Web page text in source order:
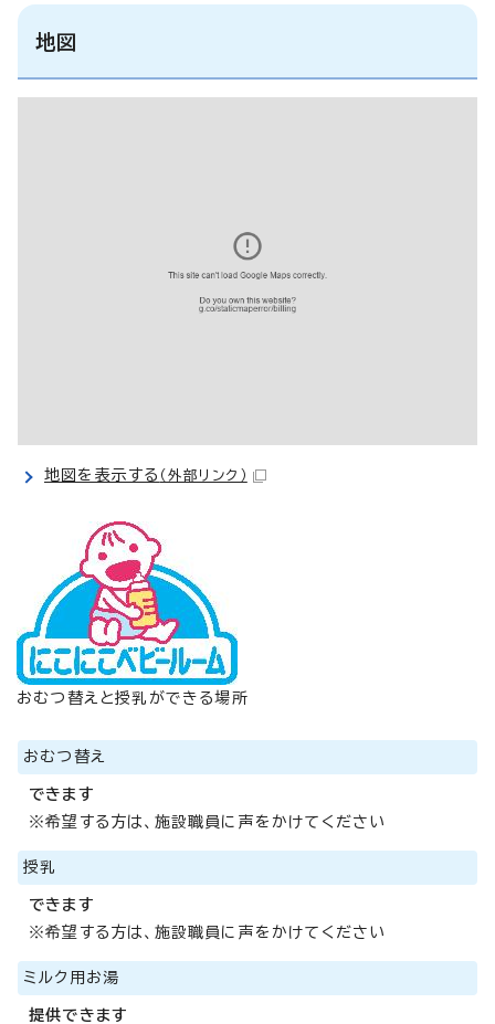
地図
地図を表示する （外部リンク）
おむつ替えと授乳ができる場所
おむつ替え
できます
※希望する方は、施設職員に声をかけてください
授乳
できます
※希望する方は、施設職員に声をかけてください
ミルク用お湯
提供できます